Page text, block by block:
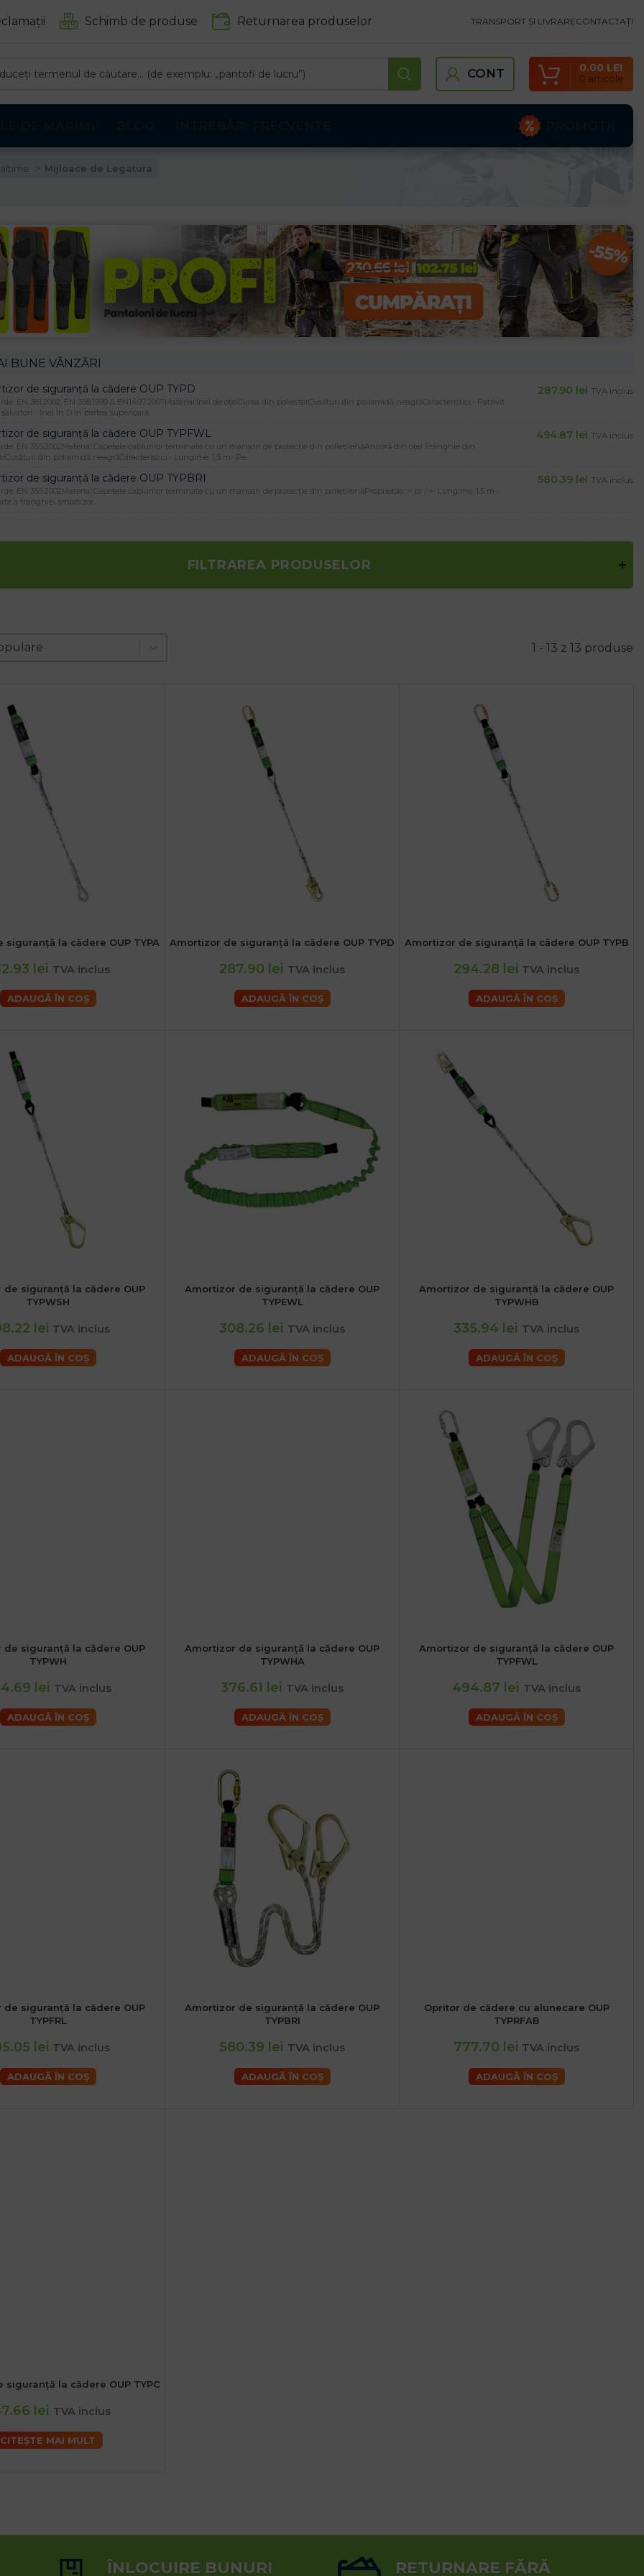
Schimb de produse Returnarea produselor TRANSPORT ȘI LIVRARECONTACTAȚI
CONT 0 articole
0.00 LEI
Mijloace de Legatura
BUNE VÂNZĂRI
de siguranță la cădere OUP TYPD
EN 361:2002, EN 358:1999 & EN1497:2007Material:Inel de oțelCurea din poliesterCusături din poliamidă neagrăCaracteristici:- Potrivit
- Inel în D în partea superioară…
287.90 lei TVA inclus
de siguranță la cădere OUP TYPFWL
EN 355:2002Material:Capetele cablurilor terminate cu un manșon de protecție din polietilenăAncoră din oțel Frânghie din
din poliamidă neagrăCaracteristici:- Lungime: 1,5 m- Pe…
494.87 lei TVA inclus
de siguranță la cădere OUP TYPBRI
EN 355:2002Material:Capetele cablurilor terminate cu un manșon de protecție din polietilenăProprietăți :< br />- Lungime: 1,5 m-
a frânghiei amortizor…
580.39 lei TVA inclus
FILTRAREA PRODUSELOR
produktov 1 - 13 z 13 produse
la cădere OUP TYPA
lei TVA inclus
ADAUGĂ ÎN COȘ
Amortizor de siguranță la cădere OUP TYPD
287.90 lei TVA inclus
ADAUGĂ ÎN COȘ
Amortizor de siguranță la cădere OUP TYPB
294.28 lei TVA inclus
ADAUGĂ ÎN COȘ
de siguranță la cădere OUP
TYPWSH
lei TVA inclus
ADAUGĂ ÎN COȘ
Amortizor de siguranță la cădere OUP
TYPEWL
308.26 lei TVA inclus
ADAUGĂ ÎN COȘ
Amortizor de siguranță la cădere OUP
TYPWHB
335.94 lei TVA inclus
ADAUGĂ ÎN COȘ
de siguranță la cădere OUP
TYPWH
lei TVA inclus
ADAUGĂ ÎN COȘ
Amortizor de siguranță la cădere OUP
TYPWHA
376.61 lei TVA inclus
ADAUGĂ ÎN COȘ
Amortizor de siguranță la cădere OUP
TYPFWL
494.87 lei TVA inclus
ADAUGĂ ÎN COȘ
de siguranță la cădere OUP
TYPFRL
lei TVA inclus
ADAUGĂ ÎN COȘ
Amortizor de siguranță la cădere OUP
TYPBRI
580.39 lei TVA inclus
ADAUGĂ ÎN COȘ
Opritor de cădere cu alunecare OUP
TYPRFAB
777.70 lei TVA inclus
ADAUGĂ ÎN COȘ
la cădere OUP TYPC
lei TVA inclus
CITEȘTE MAI MULT
ÎNLOCUIRE BUNURI RETURNARE FĂRĂ